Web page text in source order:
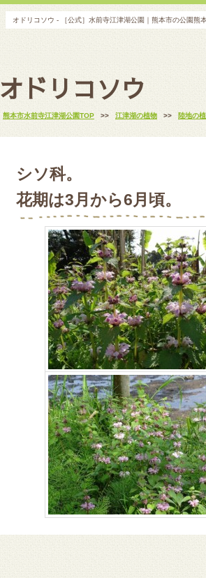
オドリコソウ - ［公式］水前寺江津湖公園｜熊本市の公園熊
オドリコソウ
熊本市水前寺江津湖公園TOP >> 江津湖の植物 >> 陸地の
シソ科。
花期は3月から6月頃。